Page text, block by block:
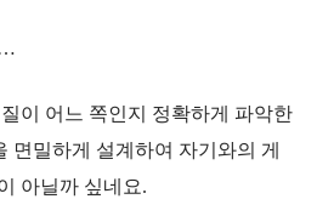
…
이 어느 쪽인지 정확하게 파악한
면밀하게 설계하여 자기와의 게
아닐까 싶네요.